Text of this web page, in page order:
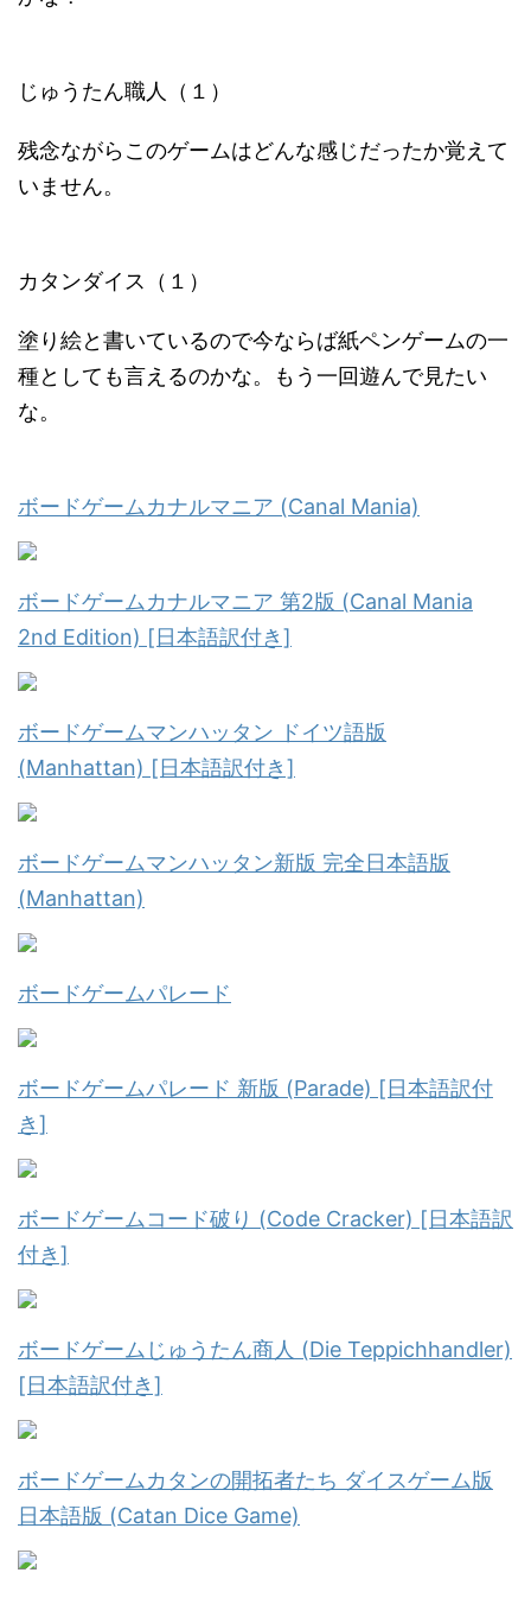
じゅうたん職人（１）
残念ながらこのゲームはどんな感じだったか覚えて
いません。
カタンダイス（１）
塗り絵と書いているので今ならば紙ペンゲームの一
種としても言えるのかな。もう一回遊んで見たい
な。
ボードゲームカナルマニア (Canal Mania)
ボードゲームカナルマニア 第2版 (Canal Mania
2nd Edition) [日本語訳付き]
ボードゲームマンハッタン ドイツ語版
(Manhattan) [日本語訳付き]
ボードゲームマンハッタン新版 完全日本語版
(Manhattan)
ボードゲームパレード
ボードゲームパレード 新版 (Parade) [日本語訳付
き]
ボードゲームコード破り (Code Cracker) [日本語訳
付き]
ボードゲームじゅうたん商人 (Die Teppichhandler)
[日本語訳付き]
ボードゲームカタンの開拓者たち ダイスゲーム版
日本語版 (Catan Dice Game)